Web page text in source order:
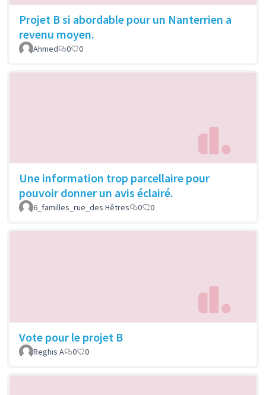
Projet B si abordable pour un Nanterrien a
revenu moyen.
Ahmed 0 0
Une information trop parcellaire pour
pouvoir donner un avis éclairé.
6_familles_rue_des Hêtres 0 0
Vote pour le projet B
Reghis A 0 0